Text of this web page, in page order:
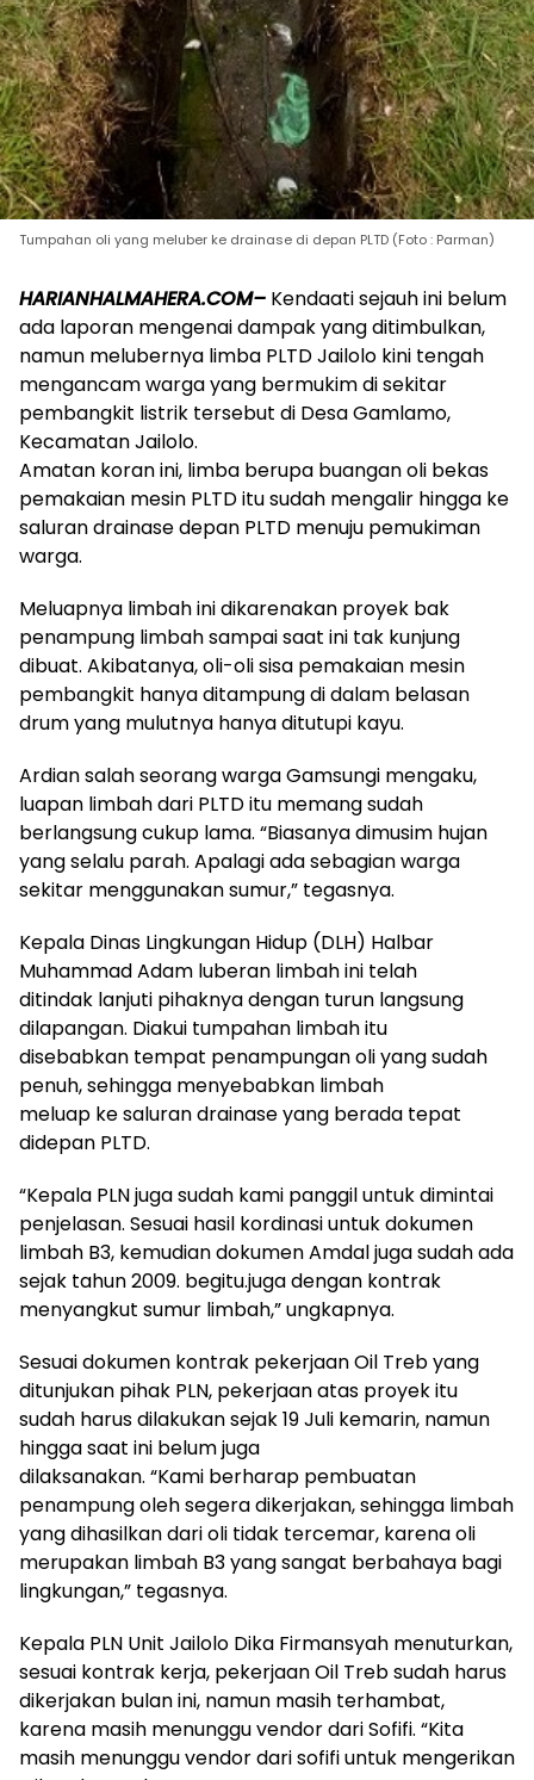
Tumpahan oli yang meluber ke drainase di depan PLTD (Foto : Parman)
HARIANHALMAHERA.COM– Kendaati sejauh ini belum
ada laporan mengenai dampak yang ditimbulkan,
namun melubernya limba PLTD Jailolo kini tengah
mengancam warga yang bermukim di sekitar
pembangkit listrik tersebut di Desa Gamlamo,
Kecamatan Jailolo.
Amatan koran ini, limba berupa buangan oli bekas
pemakaian mesin PLTD itu sudah mengalir hingga ke
saluran drainase depan PLTD menuju pemukiman
warga.
Meluapnya limbah ini dikarenakan proyek bak
penampung limbah sampai saat ini tak kunjung
dibuat. Akibatanya, oli-oli sisa pemakaian mesin
pembangkit hanya ditampung di dalam belasan
drum yang mulutnya hanya ditutupi kayu.
Ardian salah seorang warga Gamsungi mengaku,
luapan limbah dari PLTD itu memang sudah
berlangsung cukup lama. “Biasanya dimusim hujan
yang selalu parah. Apalagi ada sebagian warga
sekitar menggunakan sumur,” tegasnya.
Kepala Dinas Lingkungan Hidup (DLH) Halbar
Muhammad Adam luberan limbah ini telah
ditindak lanjuti pihaknya dengan turun langsung
dilapangan. Diakui tumpahan limbah itu
disebabkan tempat penampungan oli yang sudah
penuh, sehingga menyebabkan limbah
meluap ke saluran drainase yang berada tepat
didepan PLTD.
“Kepala PLN juga sudah kami panggil untuk dimintai
penjelasan. Sesuai hasil kordinasi untuk dokumen
limbah B3, kemudian dokumen Amdal juga sudah ada
sejak tahun 2009. begitu.juga dengan kontrak
menyangkut sumur limbah,” ungkapnya.
Sesuai dokumen kontrak pekerjaan Oil Treb yang
ditunjukan pihak PLN, pekerjaan atas proyek itu
sudah harus dilakukan sejak 19 Juli kemarin, namun
hingga saat ini belum juga
dilaksanakan. “Kami berharap pembuatan
penampung oleh segera dikerjakan, sehingga limbah
yang dihasilkan dari oli tidak tercemar, karena oli
merupakan limbah B3 yang sangat berbahaya bagi
lingkungan,” tegasnya.
Kepala PLN Unit Jailolo Dika Firmansyah menuturkan,
sesuai kontrak kerja, pekerjaan Oil Treb sudah harus
dikerjakan bulan ini, namun masih terhambat,
karena masih menunggu vendor dari Sofifi. “Kita
masih menunggu vendor dari sofifi untuk mengerikan